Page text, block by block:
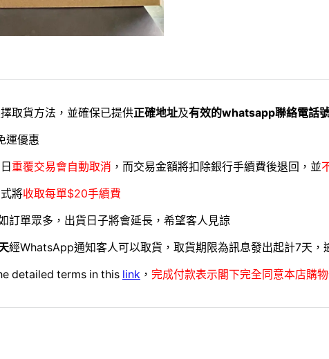
取貨方法，並確保已提供正確地址及有效的whatsapp聯絡電話
運優惠
重覆交易會自動取消 ，而交易金額將扣除銀行手續費後退回，並
將收取每單$20手續費
訂單眾多，出貨日子將會延長，希望客人見諒
經WhatsApp通知客人可以取貨，取貨期限為訊息發出起計7天，
detailed terms in this link ， 完成付款表示閣下完全同意本店購